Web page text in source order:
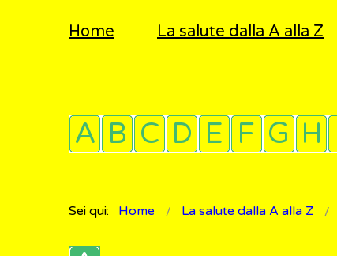
Home La salute dalla A alla Z
Sei qui: Home La salute dalla A alla Z